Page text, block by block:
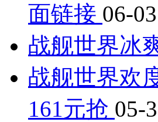
面链接 06-03
战舰世界冰
战舰世界欢
161元抢 05-